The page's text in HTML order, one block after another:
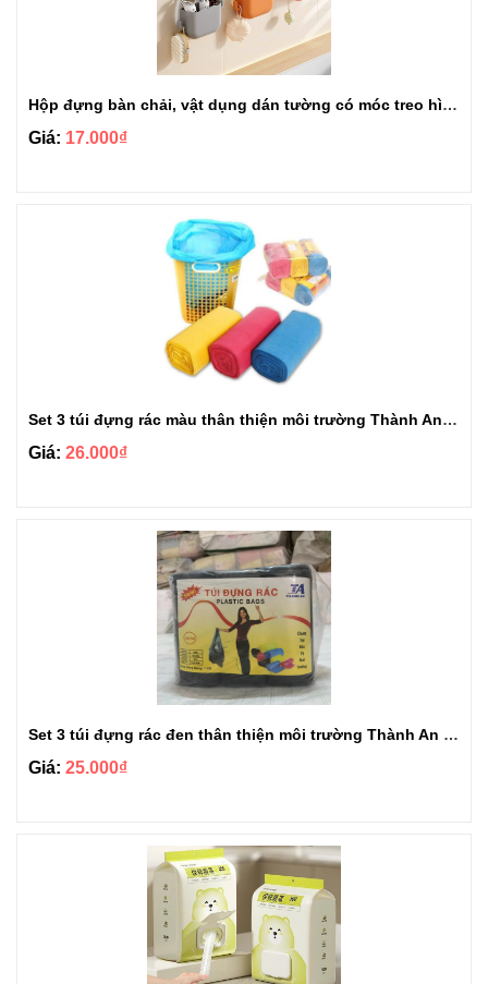
Hộp đựng bàn chải, vật dụng dán tường có móc treo hình khủng long
Giá: 17.000₫
Set 3 túi đựng rác màu thân thiện môi trường Thành An loại 1kg
Giá: 26.000₫
Set 3 túi đựng rác đen thân thiện môi trường Thành An loại 1kg
Giá: 25.000₫